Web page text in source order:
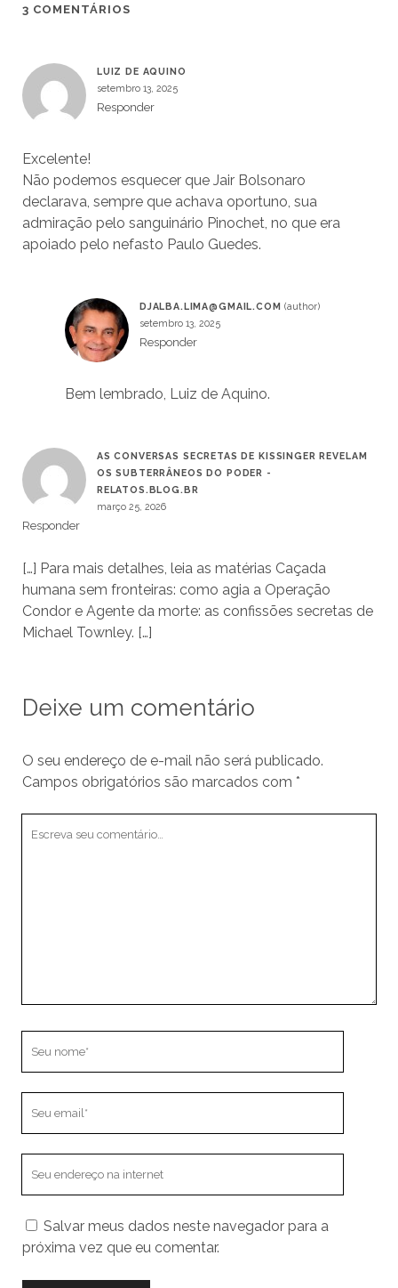
3 COMENTÁRIOS
LUIZ DE AQUINO
setembro 13, 2025
Responder
Excelente!
Não podemos esquecer que Jair Bolsonaro
declarava, sempre que achava oportuno, sua
admiração pelo sanguinário Pinochet, no que era
apoiado pelo nefasto Paulo Guedes.
DJALBA.LIMA@GMAIL.COM
setembro 13, 2025
Responder
Bem lembrado, Luiz de Aquino.
AS CONVERSAS SECRETAS DE KISSINGER REVELAM
OS SUBTERRÂNEOS DO PODER -
RELATOS.BLOG.BR
março 25, 2026
Responder
[…] Para mais detalhes, leia as matérias Caçada
humana sem fronteiras: como agia a Operação
Condor e Agente da morte: as confissões secretas de
Michael Townley. […]
Deixe um comentário
O seu endereço de e-mail não será publicado.
Campos obrigatórios são marcados com *
seu
site
Salvar meus dados neste navegador para a
próxima vez que eu comentar.